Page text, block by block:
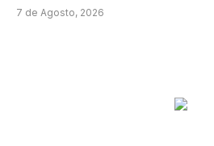
7 de Agosto, 2026